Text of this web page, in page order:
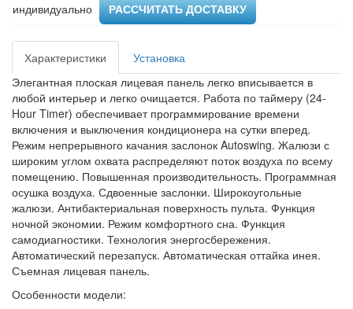
индивидуально ​
РАССЧИТАТЬ ДОСТАВКУ
Характеристики
Установка
Элегантная плоская лицевая панель легко вписывается в
любой интерьер и легко очищается. Работа по таймеру (24-
Hour Timer) обеспечивает программирование времени
включения и выключения кондиционера на сутки вперед.
Режим непрерывного качания заслонок Autoswing. Жалюзи с
широким углом охвата распределяют поток воздуха по всему
помещению. Повышенная производительность. Программная
осушка воздуха. Сдвоенные заслонки. Широкоугольные
жалюзи. Антибактериальная поверхность пульта. Функция
ночной экономии. Режим комфортного сна. Функция
самодиагностики. Технология энергосбережения.
Автоматический перезапуск. Автоматическая оттайка инея.
Съемная лицевая панель.
Особенности модели: